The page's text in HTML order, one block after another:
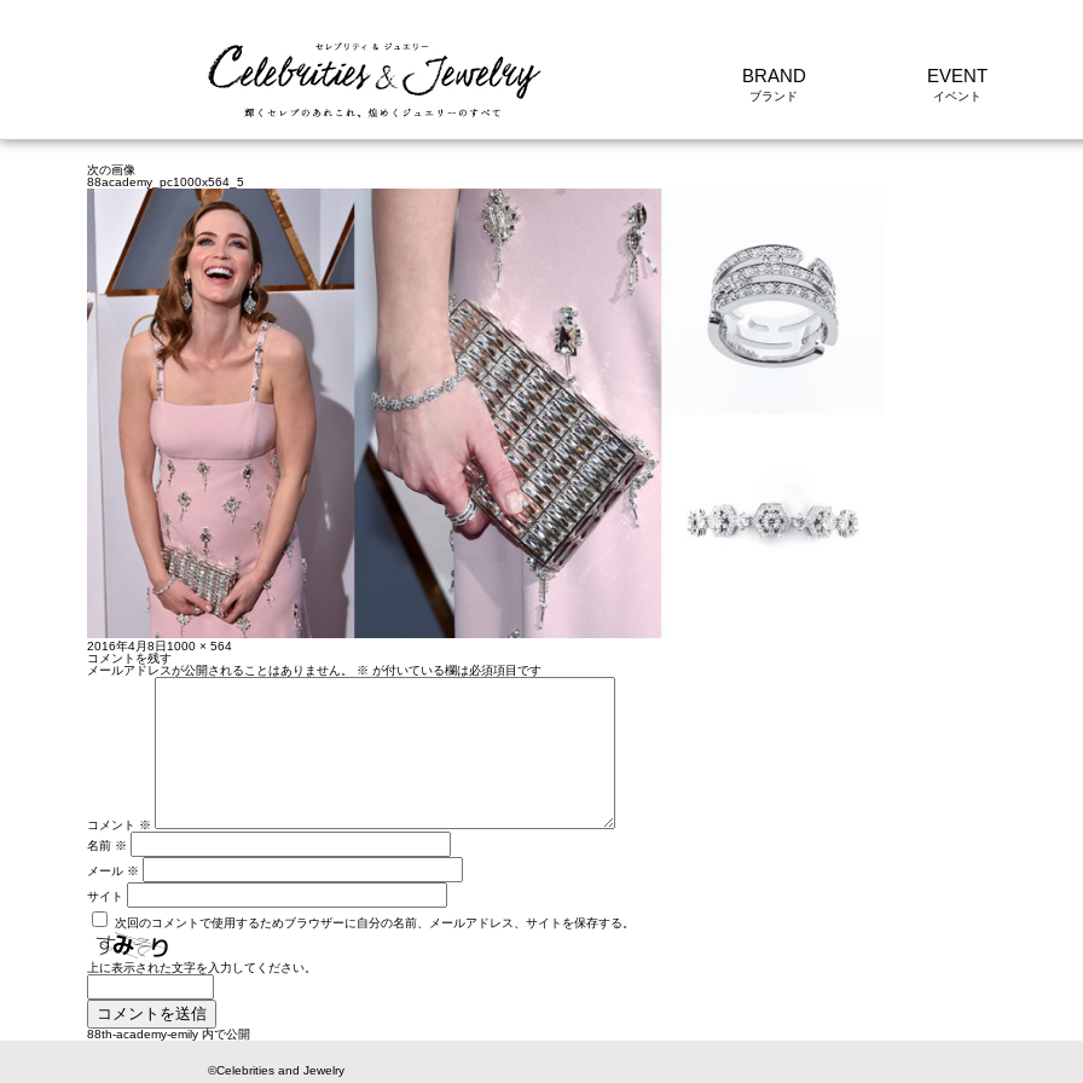
BRAND EVENT
次の画像
88academy_pc1000x564_5
投
稿
日:
2016年4月8日 フ
ル
サ
イ
1000 × 564
コメントを残す
メールアドレスが公開されることはありません。
※ が付いている欄は必須項目です
コメント ※
名前 ※
メール ※
サイト
次回のコメントで使用するためブラウザーに自分の名前、メールアドレス、サイトを保存する。
上に表示された文字を入力してください。
投
88th-academy-emily 内で公開
©Celebrities and Jewelry